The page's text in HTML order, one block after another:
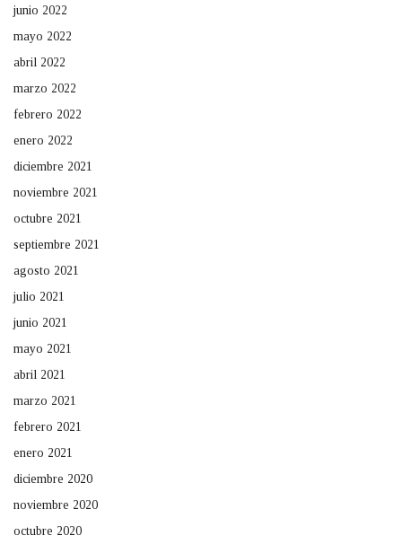
junio 2022
mayo 2022
abril 2022
marzo 2022
febrero 2022
enero 2022
diciembre 2021
noviembre 2021
octubre 2021
septiembre 2021
agosto 2021
julio 2021
junio 2021
mayo 2021
abril 2021
marzo 2021
febrero 2021
enero 2021
diciembre 2020
noviembre 2020
octubre 2020